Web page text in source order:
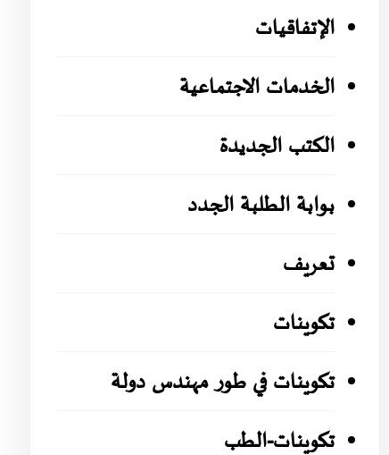
الإتفاقيات
الخدمات الاجتماعية
الكتب الجديدة
بوابة الطلبة الجدد
تعريف
تكوينات
تكوينات في طور مهندس دولة
تكوينات-الطب